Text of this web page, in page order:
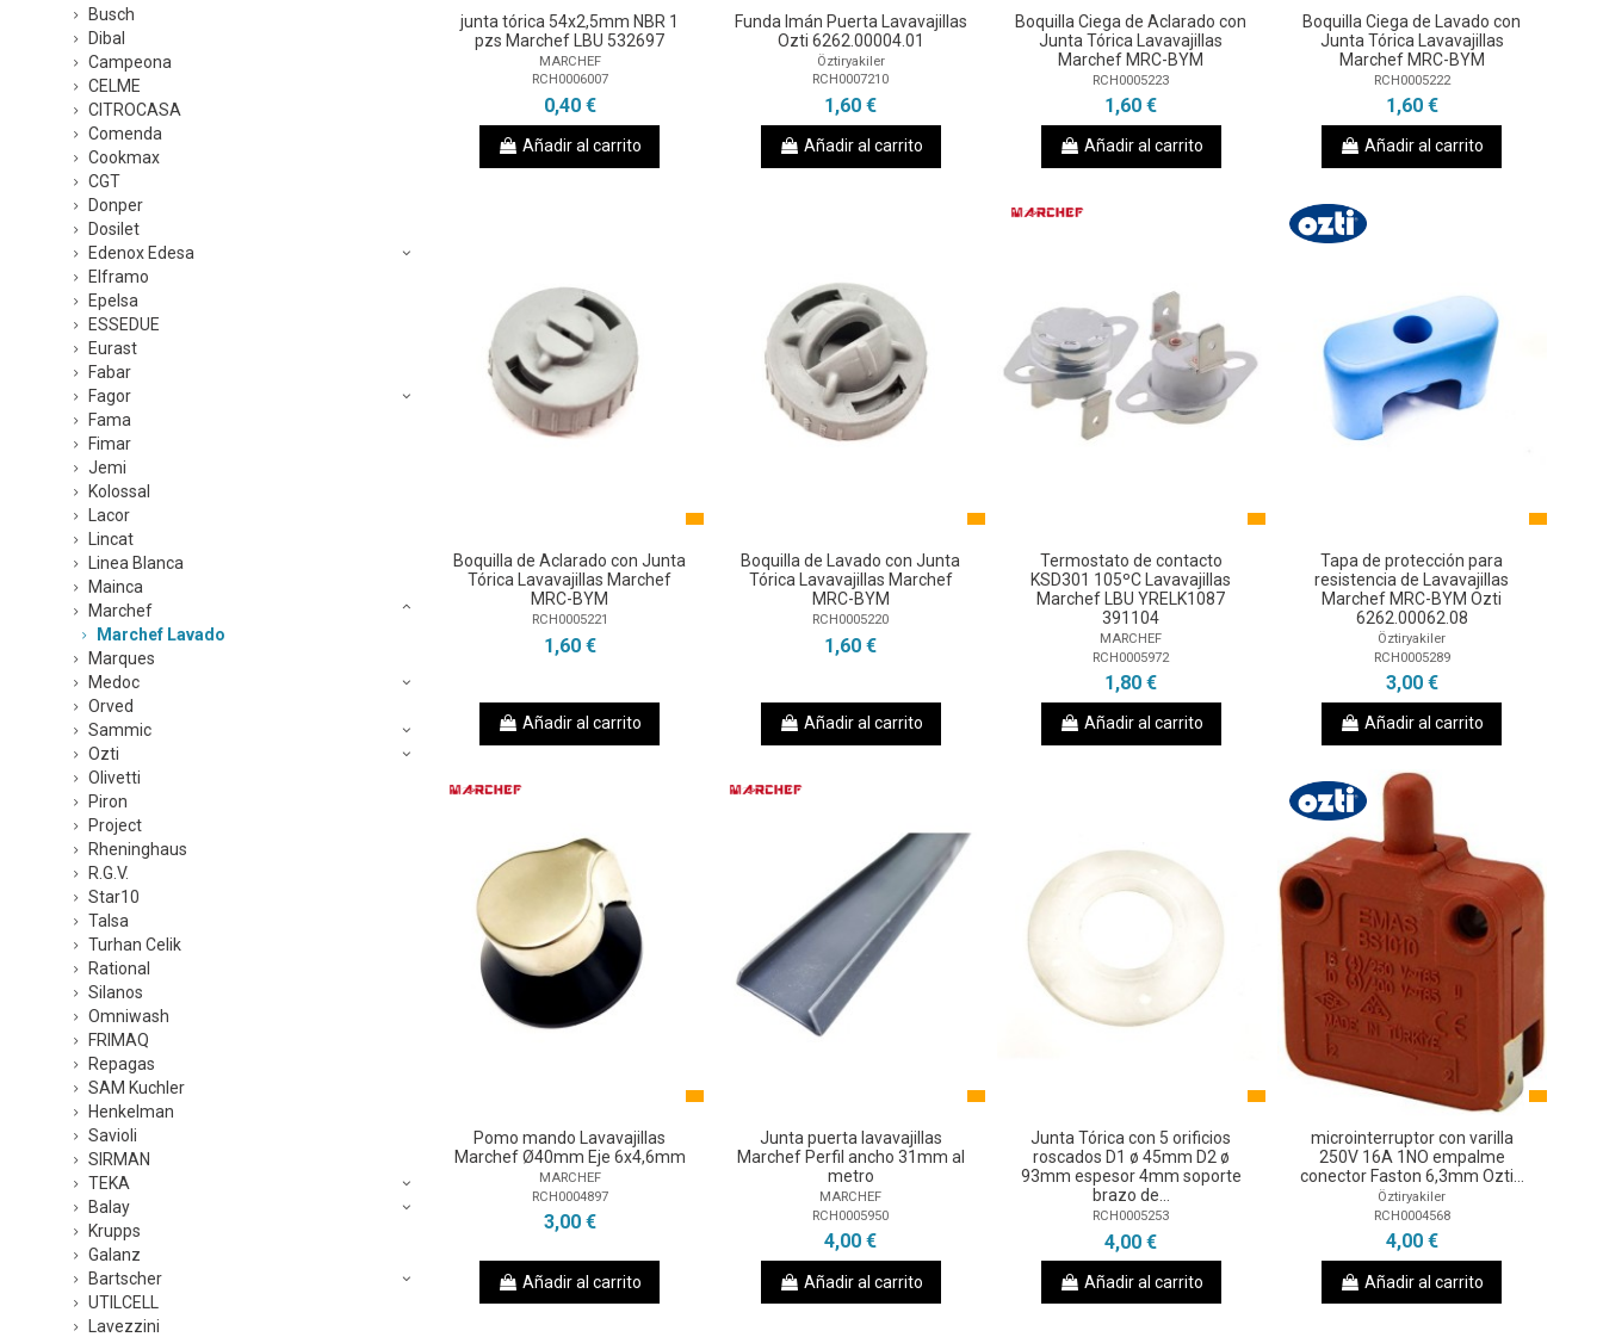
junta tórica 54x2,5mm NBR 1
pzs Marchef LBU 532697
MARCHEF
RCH0006007
0,40 €
Añadir al carrito
Funda Imán Puerta Lavavajillas
Ozti 6262.00004.01
Öztiryakiler
RCH0007210
1,60 €
Añadir al carrito
Boquilla Ciega de Aclarado con
Junta Tórica Lavavajillas
Marchef MRC-BYM
RCH0005223
1,60 €
Añadir al carrito
Boquilla Ciega de Lavado con
Junta Tórica Lavavajillas
Marchef MRC-BYM
RCH0005222
1,60 €
Añadir al carrito
Boquilla de Aclarado con Junta
Tórica Lavavajillas Marchef
MRC-BYM
RCH0005221
1,60 €
Añadir al carrito
Boquilla de Lavado con Junta
Tórica Lavavajillas Marchef
MRC-BYM
RCH0005220
1,60 €
Añadir al carrito
Termostato de contacto
KSD301 105ºC Lavavajillas
Marchef LBU YRELK1087
391104
MARCHEF
RCH0005972
1,80 €
Añadir al carrito
Tapa de protección para
resistencia de Lavavajillas
Marchef MRC-BYM Ozti
6262.00062.08
Öztiryakiler
RCH0005289
3,00 €
Añadir al carrito
Pomo mando Lavavajillas
Marchef Ø40mm Eje 6x4,6mm
MARCHEF
RCH0004897
3,00 €
Añadir al carrito
Junta puerta lavavajillas
Marchef Perfil ancho 31mm al
metro
MARCHEF
RCH0005950
4,00 €
Añadir al carrito
Junta Tórica con 5 orificios
roscados D1 ø 45mm D2 ø
93mm espesor 4mm soporte
brazo de...
RCH0005253
4,00 €
Añadir al carrito
microinterruptor con varilla
250V 16A 1NO empalme
conector Faston 6,3mm Ozti...
Öztiryakiler
RCH0004568
4,00 €
Añadir al carrito
Busch
Dibal
Campeona
CELME
CITROCASA
Comenda
Cookmax
CGT
Donper
Dosilet
Edenox Edesa
Elframo
Epelsa
ESSEDUE
Eurast
Fabar
Fagor
Fama
Fimar
Jemi
Kolossal
Lacor
Lincat
Linea Blanca
Mainca
Marchef
Marchef Lavado
Marques
Medoc
Orved
Sammic
Ozti
Olivetti
Piron
Project
Rheninghaus
R.G.V.
Star10
Talsa
Turhan Celik
Rational
Silanos
Omniwash
FRIMAQ
Repagas
SAM Kuchler
Henkelman
Savioli
SIRMAN
TEKA
Balay
Krupps
Galanz
Bartscher
UTILCELL
Lavezzini